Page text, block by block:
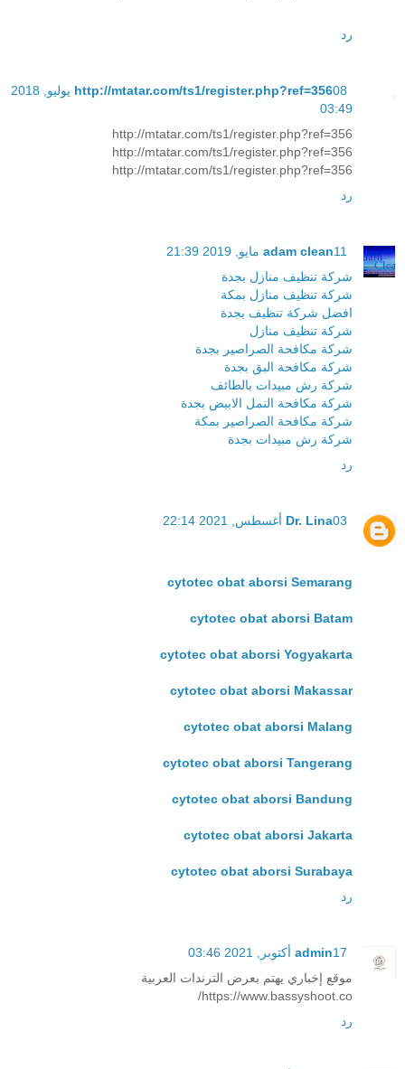
رد
http://mtatar.com/ts1/register.php?ref=356
08 يوليو, 2018
03:49
http://mtatar.com/ts1/register.php?ref=356
http://mtatar.com/ts1/register.php?ref=356
http://mtatar.com/ts1/register.php?ref=356
رد
adam clean11 مايو, 2019 21:39
شركة تنظيف منازل بجدة
شركة تنظيف منازل بمكة
افضل شركة تنظيف بجدة
شركة تنظيف منازل
شركة مكافحة الصراصير بجدة
شركة مكافحة البق بجدة
شركة رش مبيدات بالطائف
شركة مكافحة النمل الابيض بجدة
شركة مكافحة الصراصير بمكة
شركة رش مبيدات بجدة
رد
Dr. Lina03 أغسطس, 2021 22:14
cytotec obat aborsi Semarang
cytotec obat aborsi Batam
cytotec obat aborsi Yogyakarta
cytotec obat aborsi Makassar
cytotec obat aborsi Malang
cytotec obat aborsi Tangerang
cytotec obat aborsi Bandung
cytotec obat aborsi Jakarta
cytotec obat aborsi Surabaya
رد
admin17 أكتوبر, 2021 03:46
موقع إخباري يهتم بعرض الترندات العربية
https://www.bassyshoot.co/
رد